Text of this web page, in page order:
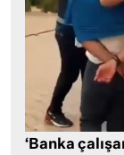
‘Banka